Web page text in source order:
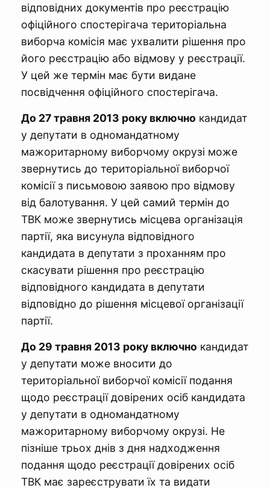
відповідних документів про реєстрацію
офіційного спостерігача територіальна
виборча комісія має ухвалити рішення про
його реєстрацію або відмову у реєстрації.
У цей же термін має бути видане
посвідчення офіційного спостерігача.
До 27 травня 2013 року включно кандидат
у депутати в одномандатному
мажоритарному виборчому окрузі може
звернутись до територіальної виборчої
комісії з письмовою заявою про відмову
від балотування. У цей самий термін до
ТВК може звернутись місцева організація
партії, яка висунула відповідного
кандидата в депутати з проханням про
скасувати рішення про реєстрацію
відповідного кандидата в депутати
відповідно до рішення місцевої організації
партії.
До 29 травня 2013 року включно кандидат
у депутати може вносити до
територіальної виборчої комісії подання
щодо реєстрації довірених осіб кандидата
у депутати в одномандатному
мажоритарному виборчому окрузі. Не
пізніше трьох днів з дня надходження
подання щодо реєстрації довірених осіб
ТВК має зареєструвати їх та видати